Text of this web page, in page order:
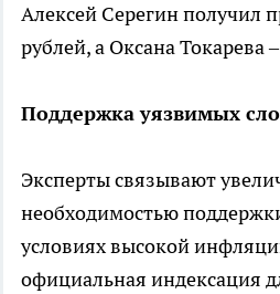
Алексей Серегин получил
рублей, а Оксана Токарева
Поддержка уязвимых
Эксперты связывают
необходимостью
условиях высокой
официальная индексация